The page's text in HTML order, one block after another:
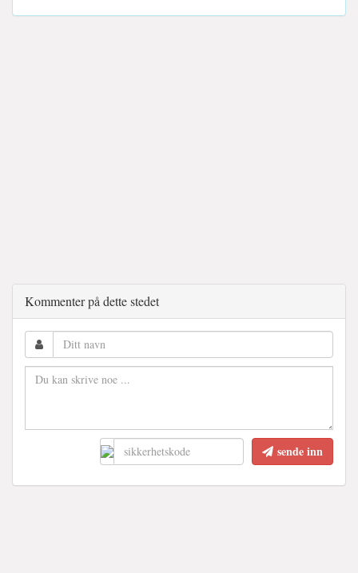
Kommenter på dette stedet
sende inn